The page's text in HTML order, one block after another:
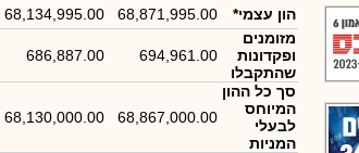
הון עצמי*
68,871,995.00
68,134,995.00
מזומנים
ופקדונות
שהתקבלו
694,961.00
686,887.00
סך כל ההון
המיוחס
לבעלי
המניות
68,867,000.00
68,130,000.00